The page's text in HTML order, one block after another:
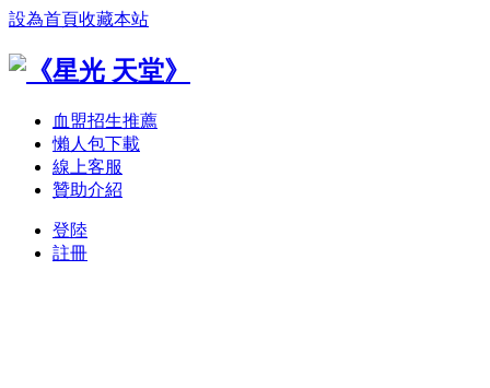
設為首頁收藏本站
血盟招生推薦
懶人包下載
線上客服
贊助介紹
登陸
註冊